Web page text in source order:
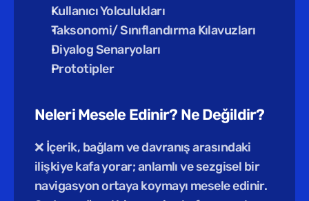
Kullanıcı Yolculukları
Taksonomi/ Sınıflandırma Kılavuzları
Diyalog Senaryoları
Prototipler
Neleri Mesele Edinir? Ne Değildir?
❌ İçerik, bağlam ve davranış arasındaki
ilişkiye kafa yorar; anlamlı ve sezgisel bir
navigasyon ortaya koymayı mesele edinir.